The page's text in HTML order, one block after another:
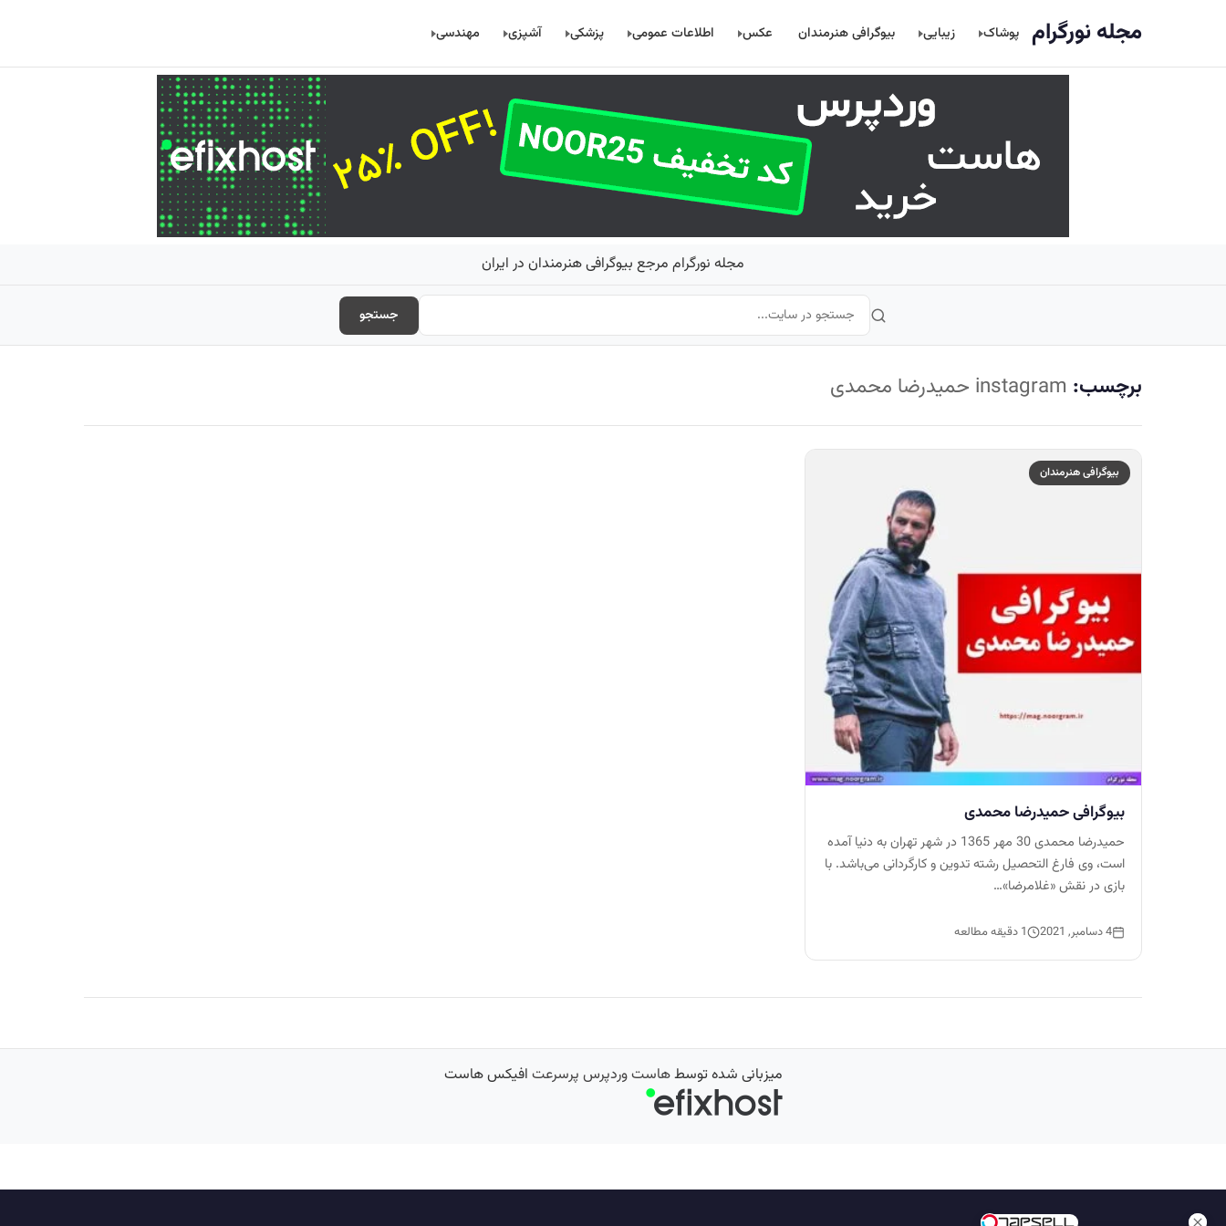
مجله نورگرام پوشاک زیبایی بیوگرافی هنرمندان عکس اطلاعات عمومی پزشکی آشپزی مهندسی
مجله نورگرام مرجع بیوگرافی هنرمندان در ایران
جستجو
برچسب: instagram حمیدرضا محمدی
بیوگرافی هنرمندان
بیوگرافی حمیدرضا محمدی
حمیدرضا محمدی 30 مهر 1365 در شهر تهران به دنیا آمده
است، وی فارغ التحصیل رشته تدوین و کارگردانی می‌باشد. با
بازی در نقش «غلامرضا»…
4 دسامبر, 2021 1 دقیقه مطالعه
میزبانی شده توسطهاست وردپرس پرسرعت افیکس هاست